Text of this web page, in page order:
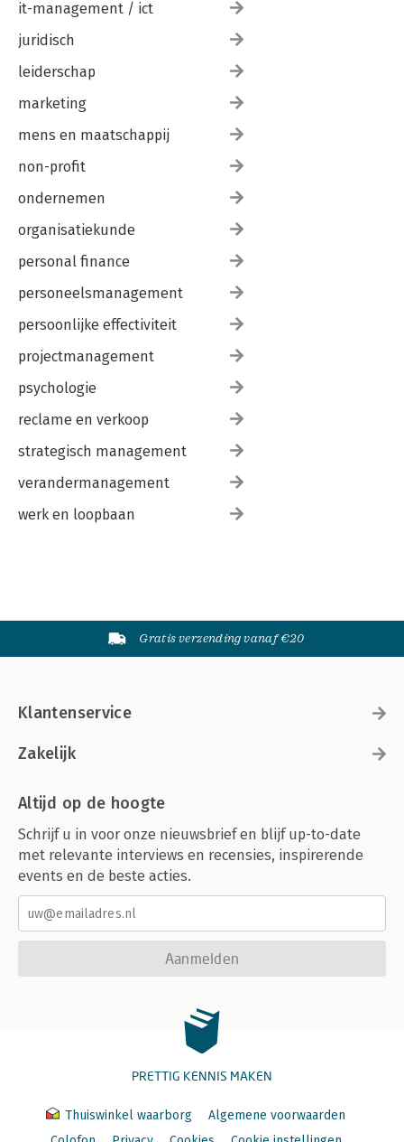
it-management / ict
juridisch
leiderschap
marketing
mens en maatschappij
non-profit
ondernemen
organisatiekunde
personal finance
personeelsmanagement
persoonlijke effectiviteit
projectmanagement
psychologie
reclame en verkoop
strategisch management
verandermanagement
werk en loopbaan
Gratis verzending vanaf €20
Klantenservice
Zakelijk
Altijd op de hoogte
Schrijf u in voor onze nieuwsbrief en blijf up-to-date
met relevante interviews en recensies, inspirerende
events en de beste acties.
Aanmelden
PRETTIG KENNIS MAKEN
Thuiswinkel waarborg
Algemene voorwaarden